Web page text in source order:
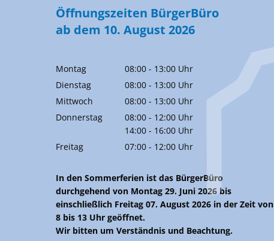
Öffnungszeiten BürgerBüro
ab dem 10. August 2026
Montag 08:00 - 13:00 Uhr
Von 08:00 bis 13:00 Uhr
Dienstag 08:00 - 13:00 Uhr
Von 08:00 bis 13:00 Uhr
Mittwoch 08:00 - 13:00 Uhr
Von 08:00 bis 13:00 Uhr
Donnerstag 08:00 - 12:00 Uhr
Von 08:00 bis 12:00 Uhr
14:00 - 16:00 Uhr
Von 14:00 bis 16:00 Uhr
Freitag 07:00 - 12:00 Uhr
In den Sommerferien ist das BürgerBüro
durchgehend von Montag 29. Juni 2026 bis
einschließlich Freitag 07. August 2026 in der Zeit von
8 bis 13 Uhr geöffnet.
Wir bitten um Verständnis und Beachtung.